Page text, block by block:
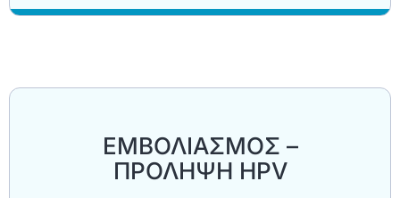
ΕΜΒΟΛΙΑΣΜΟΣ –
ΠΡΟΛΗΨΗ HPV